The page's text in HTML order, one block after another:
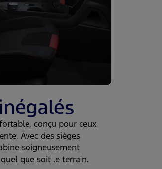
conçu pour ceux
Avec des sièges
soigneusement
que soit le terrain.